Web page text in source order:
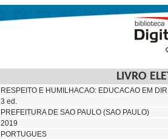
LIVRO
RESPEITO E HUMILHACAO: EDUCACAO EM
3 ed.
PREFEITURA DE SAO PAULO (SAO PAULO)
2019
PORTUGUES